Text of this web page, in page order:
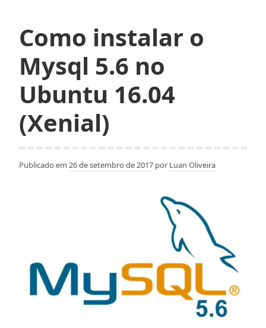
visualizar
utilizando
SSH
Como instalar o
Mysql 5.6 no
Ubuntu 16.04
(Xenial)
Publicado em 26 de setembro de 2017 por Luan Oliveira